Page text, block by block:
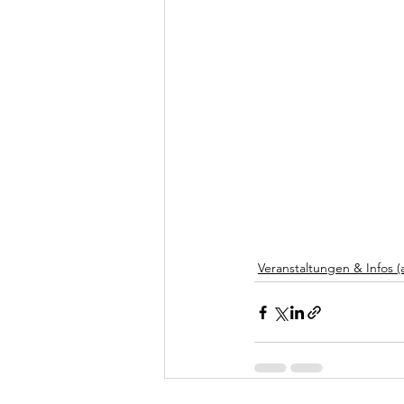
Veranstaltungen & Infos